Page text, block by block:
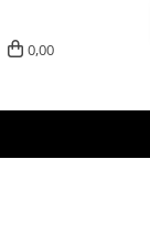
0,00